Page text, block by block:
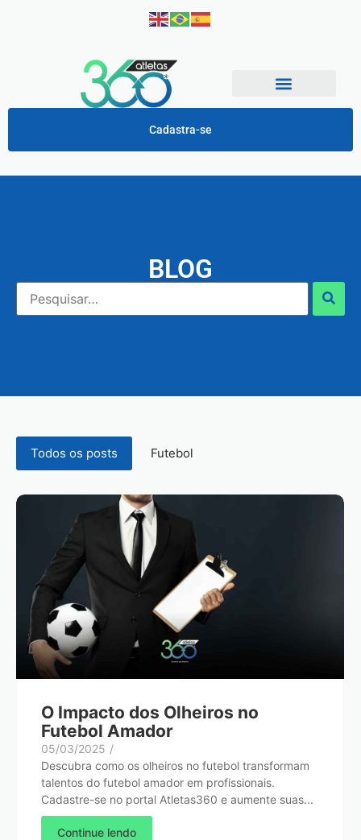
Cadastra-se
BLOG
Todos os posts Futebol
O Impacto dos Olheiros no
Futebol Amador
05/03/2025 /
Descubra como os olheiros no futebol transformam
talentos do futebol amador em profissionais.
Cadastre-se no portal Atletas360 e aumente suas...
Continue lendo